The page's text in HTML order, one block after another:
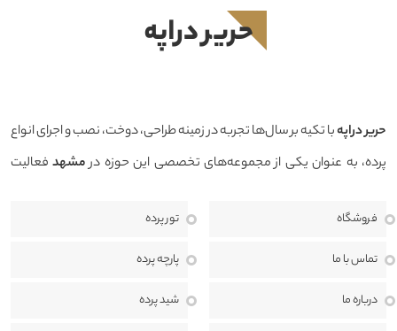
فروشگاه
تماس با ما
درباره ما
تور پرده
پارچه پرده
شید پرده
حرير دراپه
حرير دراپهبا تکیه بر سال‌ها تجربه در زمینه طراحی، دوخت، نصب و اجرای انواع
پرده، به عنوان یکی از مجموعه‌های تخصصی این حوزه درمشهد فعالیت
منزل، محل کار یا پروژه‌های تجاری برای مشتریان خود خلق کنیم.
انتخاب پرده تنها یک خرید ساده نیست، بلکه بخشی مهم از طراحی داخلی و